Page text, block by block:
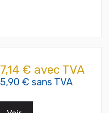
7,14 € avec TVA
5,90 € sans TVA